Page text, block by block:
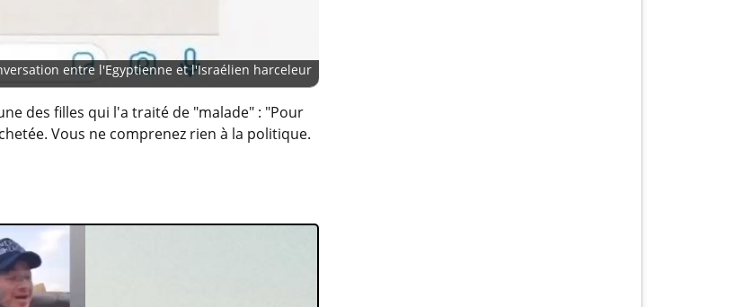
entre l'Egyptienne et l'Israélien harceleur
des filles qui l'a traité de "malade" : "Pour
Vous ne comprenez rien à la politique.